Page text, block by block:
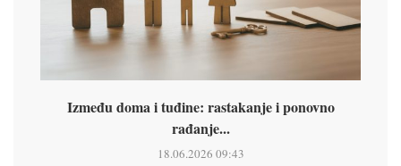
Između doma i tuđine: rastakanje i ponovno
rađanje...
18.06.2026 09:43